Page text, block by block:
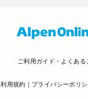
ご利用ガイド・よくある
利用規約 プライバシーポリ